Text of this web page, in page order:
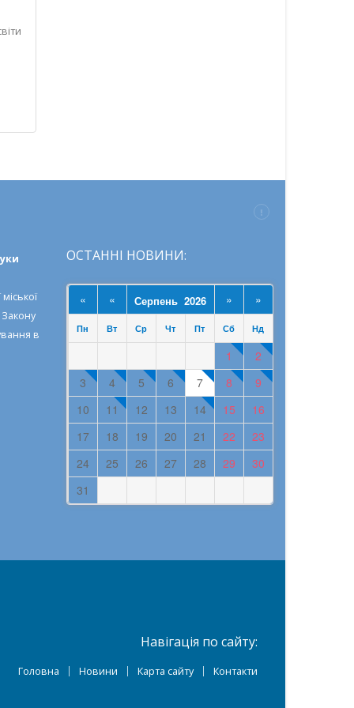
Читати далі...
Закону
в
ОСТАННІ НОВИНИ:
« « Серпень 2026 » »
Пн Вт Ср Чт Пт Сб Нд
1
2
3
4 5 6 7 8
9
10
11 12 13 14 15
16
17
18 19 20 21 22
23
24
25 26 27 28 29
30
31
Навігація по сайту:
Головна Новини Карта сайту Контакти